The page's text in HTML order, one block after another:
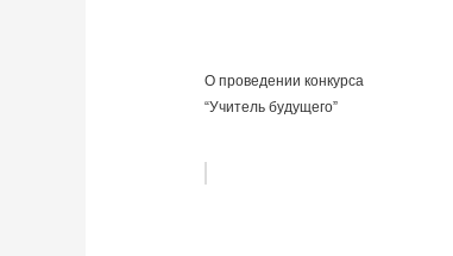
О проведении конкурса
“Учитель будущего”